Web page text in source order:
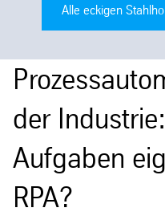
Alle eckigen
der
Aufgaben
RPA?